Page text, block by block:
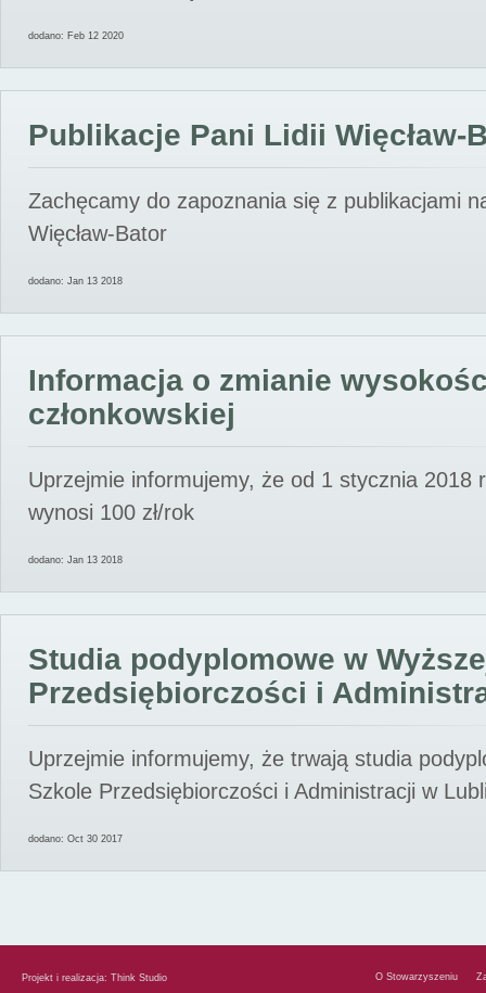
dodano: Feb 12 2020
Publikacje Pani Lidii Więcław-
Zachęcamy do zapoznania się z publikacjami
Więcław-Bator
dodano: Jan 13 2018
Informacja o zmianie
członkowskiej
Uprzejmie informujemy, że od 1 stycznia 2018
wynosi 100 zł/rok
dodano: Jan 13 2018
Studia podyplomowe w
Przedsiębiorczości i
Uprzejmie informujemy, że trwają studia
Szkole Przedsiębiorczości i Administracji w
dodano: Oct 30 2017
Projekt i realizacja: Think Studio O Stowarzyszeniu